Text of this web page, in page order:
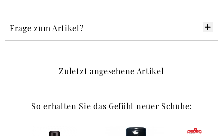
Frage zum Artikel?
Zuletzt angesehene Artikel
So erhalten Sie das Gefühl neuer Schuhe: